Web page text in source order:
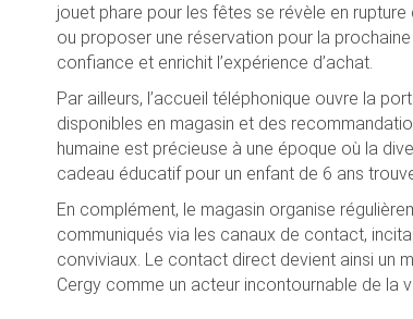
jouet phare pour les fêtes se révèle en
ou proposer une réservation pour la
confiance et enrichit l’expérience d’achat.
Par ailleurs, l’accueil téléphonique ouvre la
disponibles en magasin et des
humaine est précieuse à une époque où la
cadeau éducatif pour un enfant de 6 ans
En complément, le magasin organise
communiqués via les canaux de contact,
conviviaux. Le contact direct devient ainsi un
Cergy comme un acteur incontournable de la